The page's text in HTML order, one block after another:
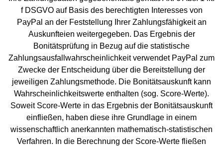
f DSGVO auf Basis des berechtigten Interesses von
PayPal an der Feststellung Ihrer Zahlungsfähigkeit an
Auskunfteien weitergegeben. Das Ergebnis der
Bonitätsprüfung in Bezug auf die statistische
Zahlungsausfallwahrscheinlichkeit verwendet PayPal zum
Zwecke der Entscheidung über die Bereitstellung der
jeweiligen Zahlungsmethode. Die Bonitätsauskunft kann
Wahrscheinlichkeitswerte enthalten (sog. Score-Werte).
Soweit Score-Werte in das Ergebnis der Bonitätsauskunft
einfließen, haben diese ihre Grundlage in einem
wissenschaftlich anerkannten mathematisch-statistischen
Verfahren. In die Berechnung der Score-Werte fließen